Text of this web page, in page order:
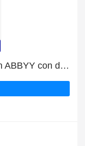
Rebajas de fin de temporada en ABBYY con descuentos de hasta 27%